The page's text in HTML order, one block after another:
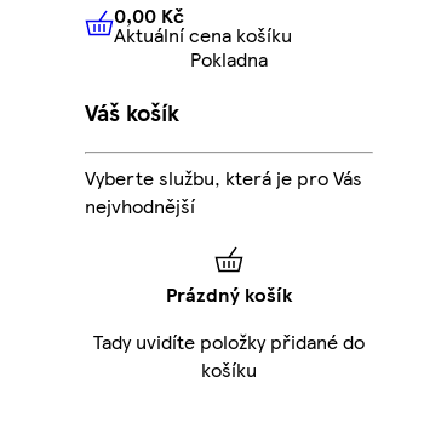
0,00 KčAktuální cena košíku
0,00 Kč
Aktuální cena košíku
Pokladna
Váš košík
Vyberte službu, která je pro Vás
nejvhodnější
Prázdný košík
Tady uvidíte položky přidané do
košíku